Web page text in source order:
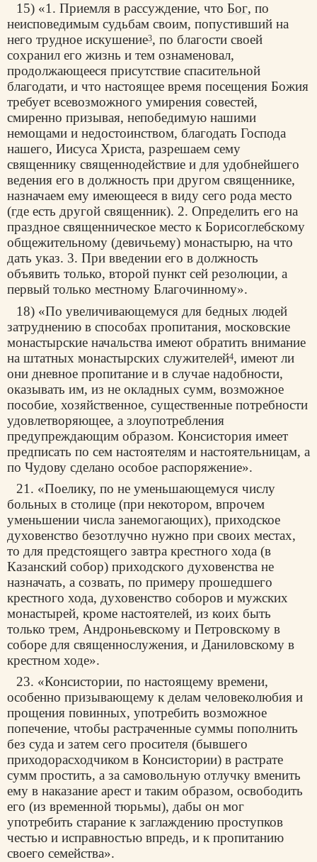
15) «1. Приемля в рассуждение, чтоБог, по
неисповедимым судьбам своим, попустивший на
него трудное искушение3, по благости своей
сохранил его жизнь и тем ознаменовал,
продолжающееся присутствие спасительной
благодати, и что настоящее время посещения Божия
требует всевозможного умирения совестей,
смиренно призывая, непобедимую нашими
немощами и недостоинством, благодать Господа
нашего, Иисуса Христа, разрешаем сему
священнику священнодействие и для удобнейшего
ведения его в должность при другом священнике,
назначаем ему имеющееся в виду сего рода место
(где есть другой священник). 2. Определить его на
праздное священническое место к Борисоглебскому
общежительному (девичьему) монастырю, на что
дать указ. 3. При введении его в должность
объявить только, второй пункт сей резолюции, а
первый только местному Благочинному».
18) «По увеличивающемуся для бедных людей
затруднению в способах пропитания, московские
монастырские начальства имеют обратить внимание
на штатных монастырских служителей4, имеют ли
они дневное пропитание и в случае надобности,
оказывать им, из не окладных сумм, возможное
пособие, хозяйственное, существенные потребности
удовлетворяющее, а злоупотребления
предупреждающим образом. Консистория имеет
предписать по сем настоятелям и настоятельницам, а
по Чудову сделано особое распоряжение».
21. «Поелику, по не уменьшающемуся числу
больных в столице (при некотором, впрочем
уменьшении числа занемогающих), приходское
духовенство безотлучно нужно при своих местах,
то для предстоящего завтра крестного хода (в
Казанский собор) приходского духовенства не
назначать, а созвать, по примеру прошедшего
крестного хода, духовенство соборов и мужских
монастырей, кроме настоятелей, из коих быть
только трем, Андроньевскому и Петровскому в
соборе для священнослужения, и Даниловскому в
крестном ходе».
23. «Консистории, по настоящему времени,
особенно призывающему к делам человеколюбия и
прощения повинных, употребить возможное
попечение, чтобы растраченные суммы пополнить
без суда и затем сего просителя (бывшего
приходорасходчиком в Консистории) в растрате
сумм простить, а за самовольную отлучку вменить
ему в наказание арест и таким образом, освободить
его (из временной тюрьмы), дабы он мог
употребить старание к заглаждению проступков
честью и исправностью впредь, и к пропитанию
своего семейства».